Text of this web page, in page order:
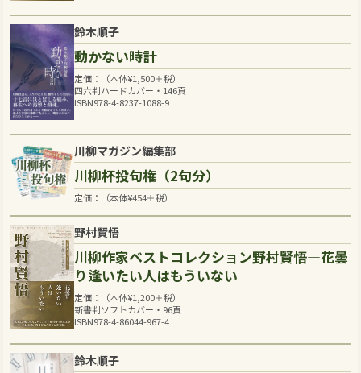
鈴木順子
動かない時計
定価：（本体¥1,500＋税）
四六判ハードカバー・146頁
ISBN978-4-8237-1088-9
川柳マガジン編集部
川柳杯投句権（2句分）
定価：（本体¥454＋税）
野村賢悟
川柳作家ベストコレクション野村賢悟―花曇
り逢いたい人はもういない
定価：（本体¥1,200＋税）
新書判ソフトカバー・96頁
ISBN978-4-86044-967-4
鈴木順子